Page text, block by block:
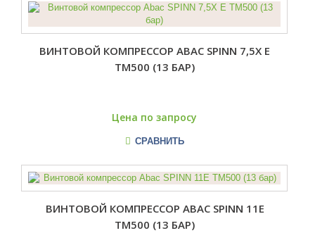
ВИНТОВОЙ КОМПРЕССОР ABAC SPINN 7,5X E
TM500 (13 БАР)
Цена по запросу
СРАВНИТЬ
ВИНТОВОЙ КОМПРЕССОР ABAC SPINN 11E
TM500 (13 БАР)